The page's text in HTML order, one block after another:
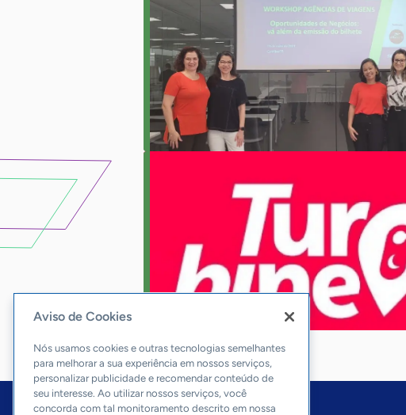
Aviso de Cookies
Nós usamos cookies e outras tecnologias semelhantes
para melhorar a sua experiência em nossos serviços,
personalizar publicidade e recomendar conteúdo de
seu interesse. Ao utilizar nossos serviços, você
concorda com tal monitoramento descrito em nossa